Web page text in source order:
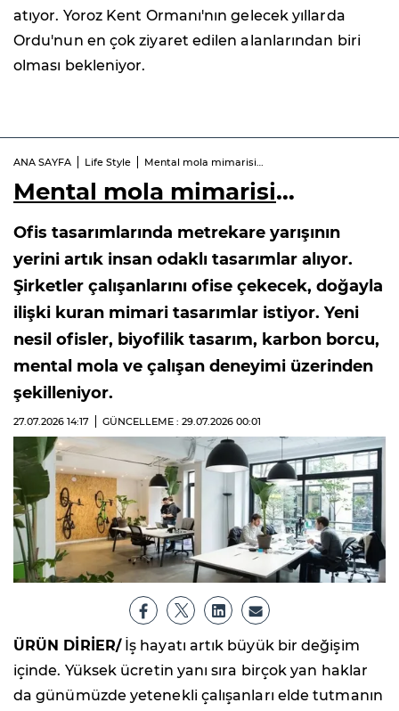
atıyor. Yoroz Kent Ormanı'nın gelecek yıllarda
Ordu'nun en çok ziyaret edilen alanlarından biri
olması bekleniyor.
ANA SAYFA Life Style Mental mola mimarisi…
Mental mola mimarisi…
Ofis tasarımlarında metrekare yarışının
yerini artık insan odaklı tasarımlar alıyor.
Şirketler çalışanlarını ofise çekecek, doğayla
ilişki kuran mimari tasarımlar istiyor. Yeni
nesil ofisler, biyofilik tasarım, karbon borcu,
mental mola ve çalışan deneyimi üzerinden
şekilleniyor.
27.07.2026 14:17 GÜNCELLEME : 29.07.2026 00:01
ÜRÜN DİRİER/İş hayatı artık büyük bir değişim
içinde. Yüksek ücretin yanı sıra birçok yan haklar
da günümüzde yetenekli çalışanları elde tutmanın